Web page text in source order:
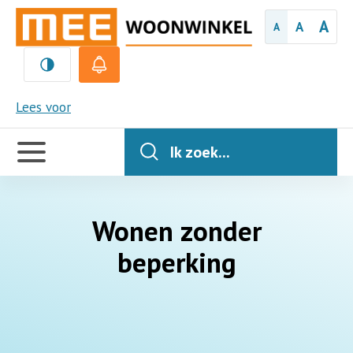
A A A
Lees voor
MEE
Handige
links
Ik zoek...
Wonen zonder
beperking